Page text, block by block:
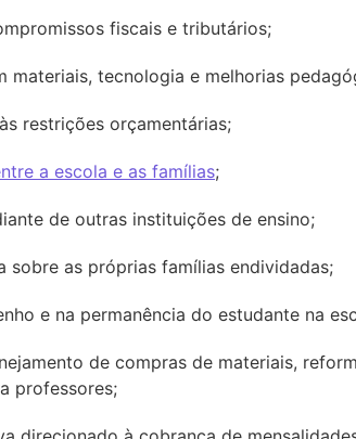
fiscais e tributários;
materiais, tecnologia e melhorias
restrições orçamentárias;
a escola e as famílias;
de outras instituições de ensino;
sobre as próprias famílias endividadas;
e na permanência do estudante na
de compras de materiais,
professores;